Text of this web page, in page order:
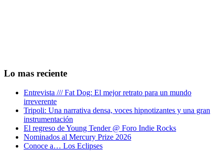
Lo mas reciente
Entrevista /// Fat Dog: El mejor retrato para un mundo
irreverente
Tripoli: Una narrativa densa, voces hipnotizantes y una gran
instrumentación
El regreso de Young Tender @ Foro Indie Rocks
Nominados al Mercury Prize 2026
Conoce a… Los Eclipses